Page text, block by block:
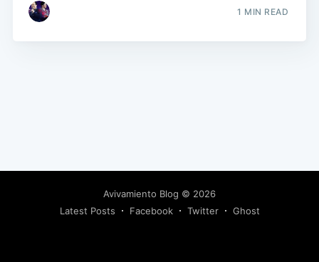
1 MIN READ
Avivamiento Blog © 2026
Latest Posts
Facebook Twitter Ghost